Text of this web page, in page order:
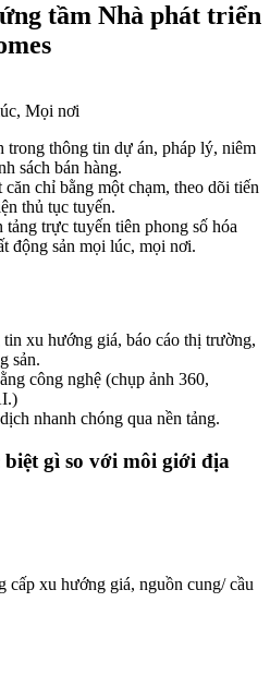
tầm Nhà phát triển
Mọi nơi
trong thông tin dự án, pháp lý, niêm
sách bán hàng.
chỉ bằng một chạm, theo dõi tiến
thủ tục tuyến.
trực tuyến tiên phong số hóa
động sản mọi lúc, mọi nơi.
xu hướng giá, báo cáo thị trường,
sản.
công nghệ (chụp ảnh 360,
nhanh chóng qua nền tảng.
gì so với môi giới địa
cấp xu hướng giá, nguồn cung/ cầu